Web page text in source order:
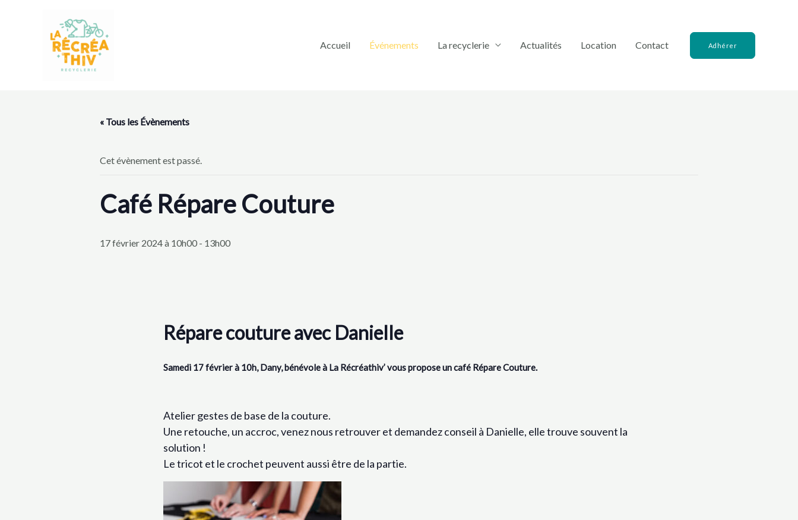
Accueil Événements La recyclerie Actualités Location Contact Adhérer
« Tous les Évènements
Cet évènement est passé.
Café Répare Couture
17 février 2024 à 10h00 - 13h00
Répare couture avec Danielle
Samedi 17 février à 10h, Dany, bénévole à La Récréathiv’ vous propose un café Répare Couture.
Atelier gestes de base de la couture.
Une retouche, un accroc, venez nous retrouver et demandez conseil à Danielle, elle trouve souvent la
solution !
Le tricot et le crochet peuvent aussi être de la partie.